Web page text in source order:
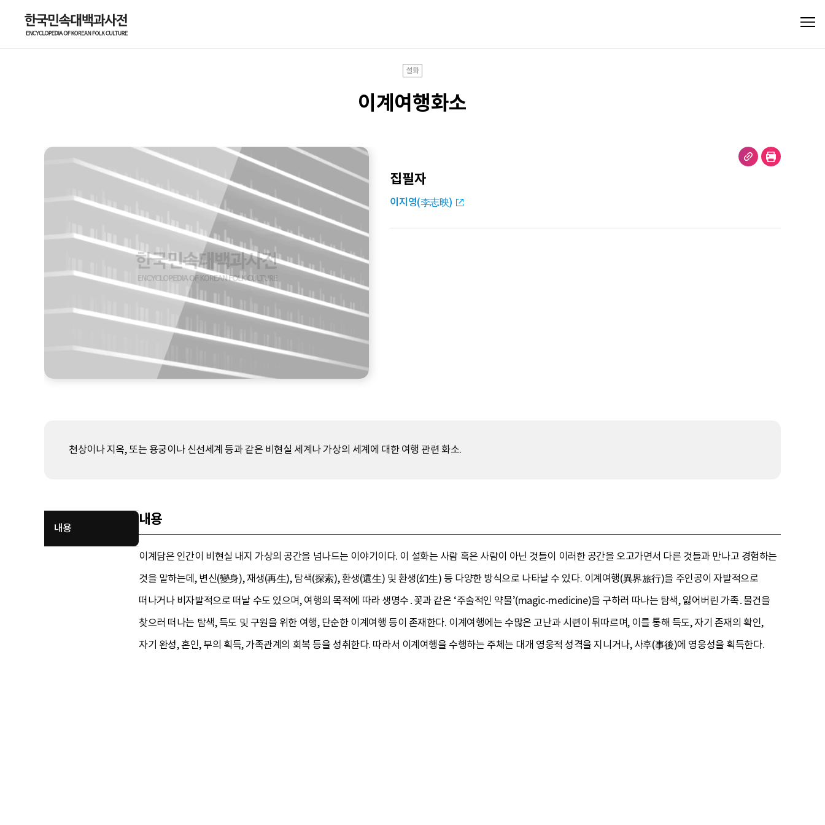
설화
이계여행화소
집필자
이지영(李志映)
천상이나 지옥, 또는 용궁이나 신선세계 등과 같은 비현실 세계나 가상의 세계에 대한 여행 관련 화소.
내용
내용
이계담은 인간이 비현실 내지 가상의 공간을 넘나드는 이야기이다. 이 설화는 사람 혹은 사람이 아닌 것들이 이러한 공간을 오고가면서 다른 것들과 만나고 경험하는
것을 말하는데, 변신(變身), 재생(再生), 탐색(探索), 환생(還生) 및 환생(幻生) 등 다양한 방식으로 나타날 수 있다. 이계여행(異界旅行)을 주인공이 자발적으로
떠나거나 비자발적으로 떠날 수도 있으며, 여행의 목적에 따라 생명수․꽃과 같은 ‘주술적인 약물’(magic-medicine)을 구하러 따나는 탐색, 잃어버린 가족․물건을
찾으러 떠나는 탐색, 득도 및 구원을 위한 여행, 단순한 이계여행 등이 존재한다. 이계여행에는 수많은 고난과 시련이 뒤따르며, 이를 통해 득도, 자기 존재의 확인,
자기 완성, 혼인, 부의 획득, 가족관계의 회복 등을 성취한다. 따라서 이계여행을 수행하는 주체는 대개 영웅적 성격을 지니거나, 사후(事後)에 영웅성을 획득한다.